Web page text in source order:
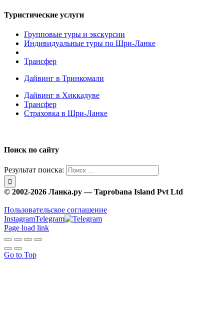
Туристические услуги
Групповые туры и экскурсии
Индивидуальные туры по Шри-Ланке
Трансфер
Дайвинг в Тринкомали
Дайвинг в Хиккадуве
Трансфер
Страховка в Шри-Ланке
Поиск по сайту
Результат поиска:
© 2002-2026 Ланка.ру — Taprobana Island Pvt Ltd
Пользовательское соглашение
InstagramTelegram
Page load link
Go to Top